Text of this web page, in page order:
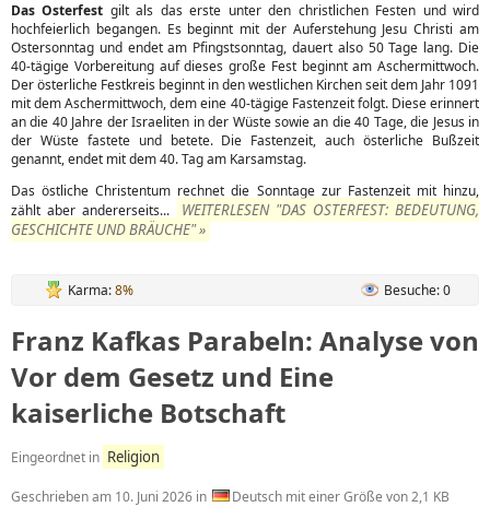
Das Osterfest gilt als das erste unter den christlichen Festen und wird
hochfeierlich begangen. Es beginnt mit der Auferstehung Jesu Christi am
Ostersonntag und endet am Pfingstsonntag, dauert also 50 Tage lang. Die
40-tägige Vorbereitung auf dieses große Fest beginnt am Aschermittwoch.
Der österliche Festkreis beginnt in den westlichen Kirchen seit dem Jahr 1091
mit dem Aschermittwoch, dem eine 40-tägige Fastenzeit folgt. Diese erinnert
an die 40 Jahre der Israeliten in der Wüste sowie an die 40 Tage, die Jesus in
der Wüste fastete und betete. Die Fastenzeit, auch österliche Bußzeit
genannt, endet mit dem 40. Tag am Karsamstag.
Das östliche Christentum rechnet die Sonntage zur Fastenzeit mit hinzu,
zählt aber andererseits...
WEITERLESEN "DAS OSTERFEST: BEDEUTUNG,
GESCHICHTE UND BRÄUCHE" »
Karma:8% Besuche: 0
Franz Kafkas Parabeln: Analyse von
Vor dem Gesetz und Eine
kaiserliche Botschaft
Eingeordnet in Religion
Geschrieben am 10. Juni 2026 in Deutsch mit einer Größe von 2,1 KB